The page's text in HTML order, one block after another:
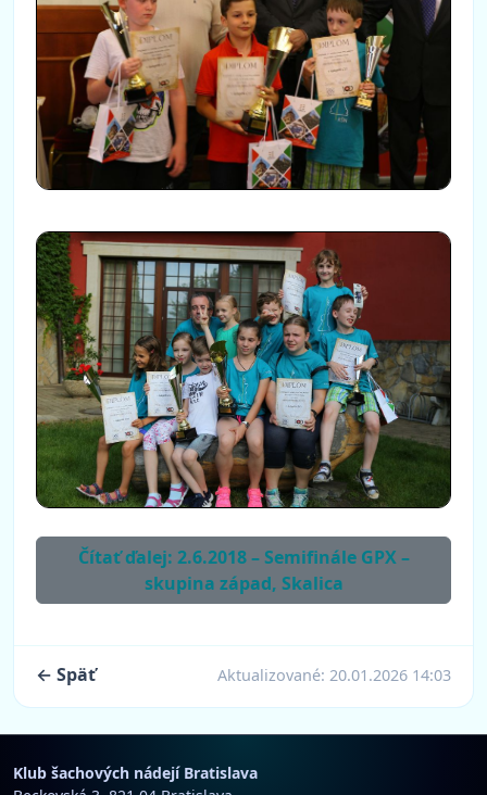
Čítať ďalej: 2.6.2018 – Semifinále GPX –
skupina západ, Skalica
← Späť Aktualizované: 20.01.2026 14:03
Klub šachových nádejí Bratislava